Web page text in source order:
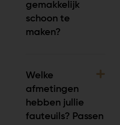
gemakkelijk
schoon te
maken?
Welke
afmetingen
hebben jullie
fauteuils? Passen